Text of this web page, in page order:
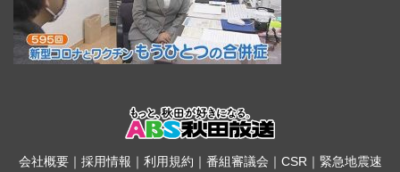
会社概要｜ 採用情報 ｜ 利用規約 ｜ 番組審議会 ｜ CSR｜ 緊急地震速